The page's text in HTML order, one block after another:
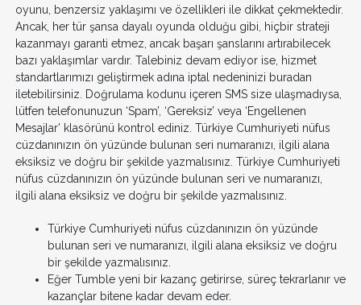
oyunu, benzersiz yaklaşımı ve özellikleri ile dikkat çekmektedir.
Ancak, her tür şansa dayalı oyunda olduğu gibi, hiçbir strateji
kazanmayı garanti etmez, ancak başarı şanslarını artırabilecek
bazı yaklaşımlar vardır. Talebiniz devam ediyor ise, hizmet
standartlarımızı geliştirmek adına iptal nedeninizi buradan
iletebilirsiniz. Doğrulama kodunu içeren SMS size ulaşmadıysa,
lütfen telefonunuzun ‘Spam’, ‘Gereksiz’ veya ‘Engellenen
Mesajlar’ klasörünü kontrol ediniz. Türkiye Cumhuriyeti nüfus
cüzdanınızın ön yüzünde bulunan seri numaranızı, ilgili alana
eksiksiz ve doğru bir şekilde yazmalısınız. Türkiye Cumhuriyeti
nüfus cüzdanınızın ön yüzünde bulunan seri ve numaranızı,
ilgili alana eksiksiz ve doğru bir şekilde yazmalısınız.
Türkiye Cumhuriyeti nüfus cüzdanınızın ön yüzünde
bulunan seri ve numaranızı, ilgili alana eksiksiz ve doğru
bir şekilde yazmalısınız.
Eğer Tumble yeni bir kazanç getirirse, süreç tekrarlanır ve
kazançlar bitene kadar devam eder.